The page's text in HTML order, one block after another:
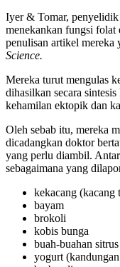
Iyer & Tomar,
menekankan fungsi folat
penulisan artikel mereka
Science.
Mereka turut mengulas
dihasilkan secara
kehamilan ektopik dan
Oleh sebab itu, mereka
dicadangkan doktor
yang perlu diambil.
sebagaimana yang
kekacang (kacang
bayam
brokoli
kobis bunga
buah-buahan sitrus
yogurt